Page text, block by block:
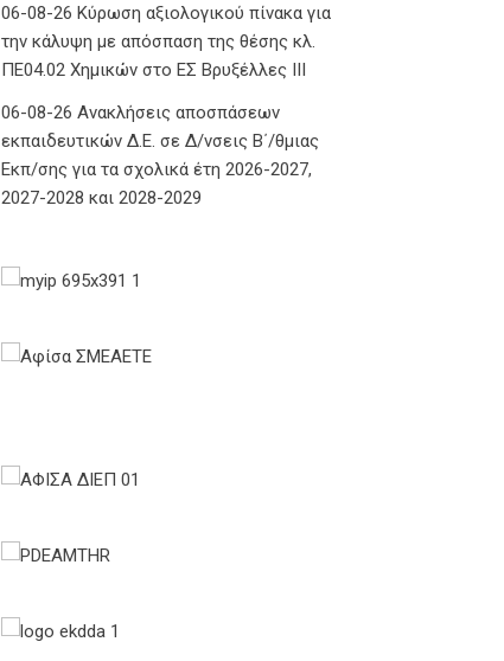
06-08-26 Κύρωση αξιολογικού πίνακα για
την κάλυψη με απόσπαση της θέσης κλ.
ΠΕ04.02 Χημικών στο ΕΣ Βρυξέλλες ΙΙΙ
06-08-26 Ανακλήσεις αποσπάσεων
εκπαιδευτικών Δ.Ε. σε Δ/νσεις Β΄/θμιας
Εκπ/σης για τα σχολικά έτη 2026-2027,
2027-2028 και 2028-2029